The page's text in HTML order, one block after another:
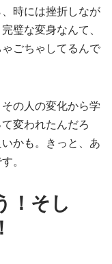
時には挫折しなが
璧な変身なんて、
ごちゃしてるんで
の人の変化から学
変われたんだろ
かも。きっと、あ
。
！そし